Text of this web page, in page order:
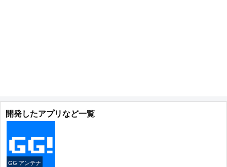
開発したアプリなど一覧
GG!アンテナ